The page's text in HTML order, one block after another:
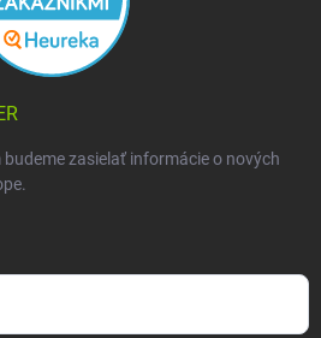
zasielať informácie o nových